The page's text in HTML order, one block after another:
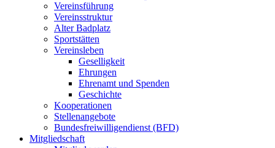
Vereinsführung
Vereinsstruktur
Alter Badplatz
Sportstätten
Vereinsleben
Geselligkeit
Ehrungen
Ehrenamt und Spenden
Geschichte
Kooperationen
Stellenangebote
Bundesfreiwilligendienst (BFD)
Mitgliedschaft